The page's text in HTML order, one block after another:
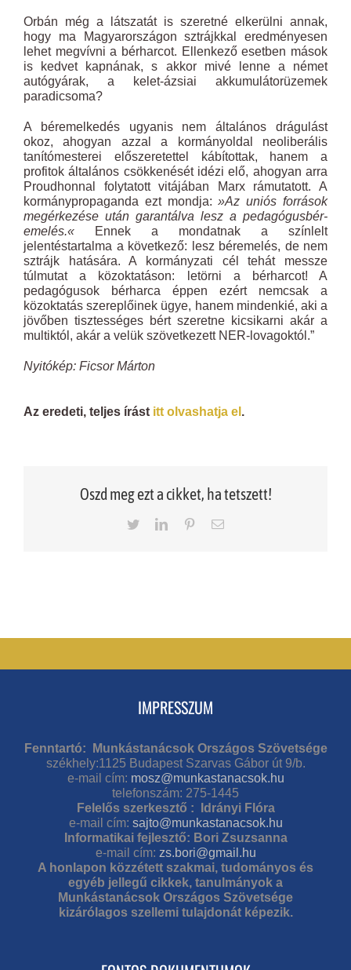
Orbán még a látszatát is szeretné elkerülni annak,
hogy ma Magyarországon sztrájkkal eredményesen
lehet megvívni a bérharcot. Ellenkező esetben mások
is kedvet kapnának, s akkor mivé lenne a német
autógyárak, a kelet-ázsiai akkumulátorüzemek
paradicsoma?
A béremelkedés ugyanis nem általános drágulást
okoz, ahogyan azzal a kormányoldal neoliberális
tanítómesterei előszeretettel kábítottak, hanem a
profitok általános csökkenését idézi elő, ahogyan arra
Proudhonnal folytatott vitájában Marx rámutatott. A
kormánypropaganda ezt mondja:»Az uniós források
megérkezése után garantálva lesz a pedagógusbér-
emelés.« Ennek a mondatnak a színlelt
jelentéstartalma a következő: lesz béremelés, de nem
sztrájk hatására. A kormányzati cél tehát messze
túlmutat a közoktatáson: letörni a bérharcot! A
pedagógusok bérharca éppen ezért nemcsak a
közoktatás szereplőinek ügye, hanem mindenkié, aki a
jövőben tisztességes bért szeretne kicsikarni akár a
multiktól, akár a velük szövetkezett NER-lovagoktól.”
Nyitókép: Ficsor Márton
Az eredeti, teljes írást itt olvashatja el .
Oszd meg ezt a cikket, ha tetszett!
TwitterLinkedInPinterestEmail
IMPRESSZUM
Fenntartó: Munkástanácsok Országos Szövetsége
székhely:1125 Budapest Szarvas Gábor út 9/b.
e-mail cím: mosz@munkastanacsok.hu
telefonszám: 275-1445
Felelős szerkesztő : Idrányi Flóra
e-mail cím: sajto@munkastanacsok.hu
Informatikai fejlesztő: Bori Zsuzsanna
e-mail cím: zs.bori@gmail.hu
A honlapon közzétett szakmai, tudományos és
egyéb jellegű cikkek, tanulmányok a
Munkástanácsok Országos Szövetsége
kizárólagos szellemi tulajdonát képezik.